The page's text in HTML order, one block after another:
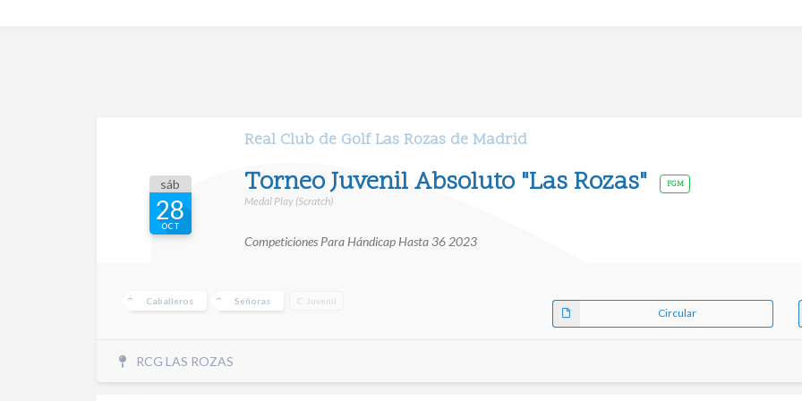
Real Club de Golf Las Rozas de Madrid
sáb
28
OCT
Torneo Juvenil Absoluto "Las Rozas" FGM
Medal Play (Scratch)
Competiciones Para Hándicap Hasta 36 2023
Caballeros Señoras C. Juvenil
Circular
RCG LAS ROZAS